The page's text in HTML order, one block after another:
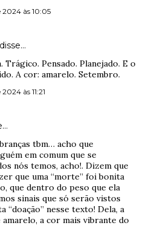
2024 às 10:05
disse…
Trágico. Pensado. Planejado. E o
A cor: amarelo. Setembro.
às 11:21
tbm… acho que
em comum que se
nós temos, acho!. Dizem que
que uma “morte” foi bonita
que dentro do peso que ela
sinais que só serão vistos
“doação” nesse texto! Dela, a
amarelo, a cor mais vibrante do